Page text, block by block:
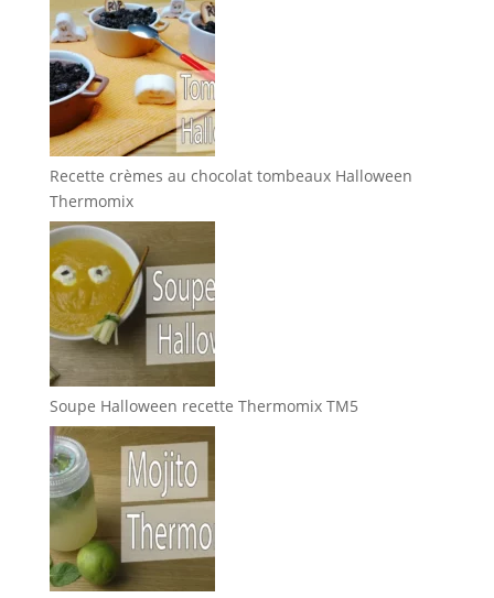
Recette crèmes au chocolat tombeaux Halloween
Thermomix
Soupe Halloween recette Thermomix TM5